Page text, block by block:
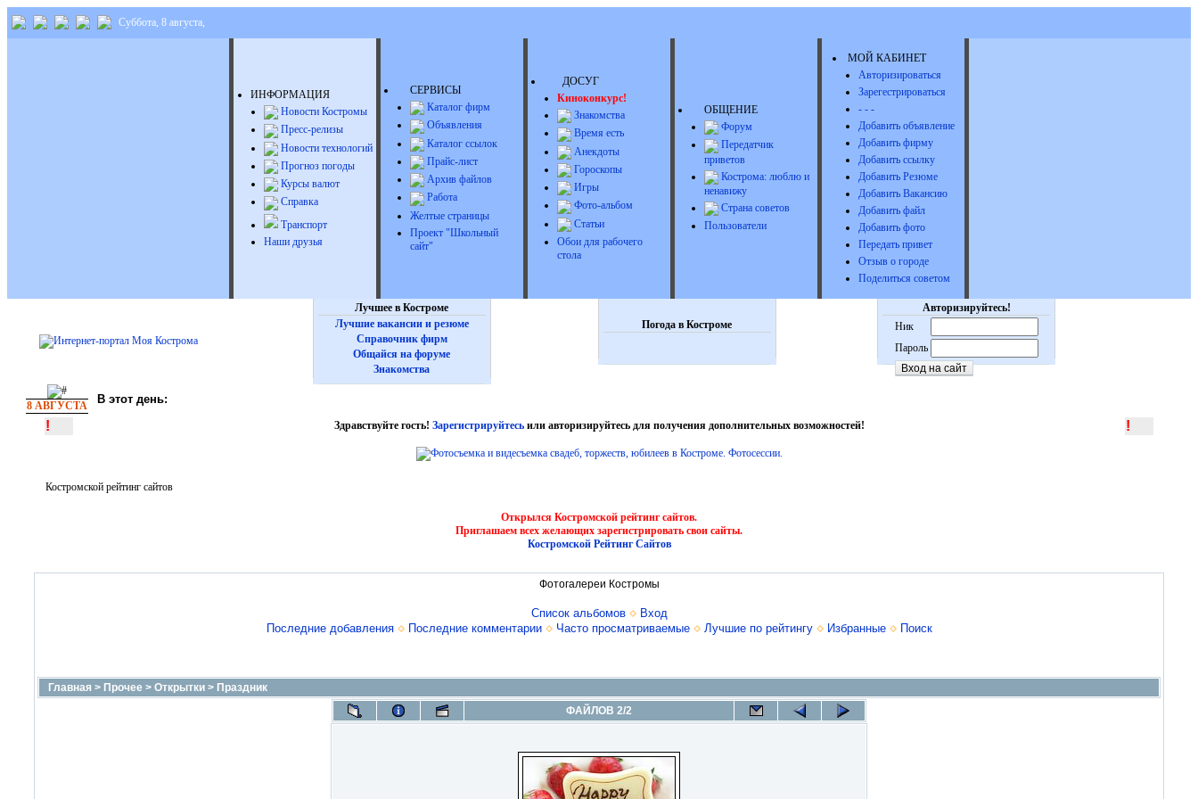
Суббота, 8 августа,
ИНФОРМАЦИЯ
Новости Костромы
Пресс-релизы
Новости технологий
Прогноз погоды
Курсы валют
Справка
Транспорт
Наши друзья
СЕРВИСЫ
Каталог фирм
Объявления
Каталог ссылок
Прайс-лист
Архив файлов
Работа
Желтые страницы
Проект "Школьный
сайт"
ДОСУГ
Киноконкурс!
Знакомства
Время есть
Анекдоты
Гороскопы
Игры
Фото-альбом
Статьи
Обои для рабочего
стола
ОБЩЕНИЕ
Форум
Передатчик
приветов
Кострома: люблю и
ненавижу
Страна советов
Пользователи
МОЙ КАБИНЕТ
Авторизироваться
Зарегестрироваться
- - -
Добавить объявление
Добавить фирму
Добавить ссылку
Добавить Резюме
Добавить Вакансию
Добавить файл
Добавить фото
Передать привет
Отзыв о городе
Поделиться советом
Лучшее в Костроме
Лучшие вакансии и резюме
Справочник фирм
Общайся на форуме
Знакомства
Погода в Костроме
Авторизируйтесь!
Ник
Пароль
8 АВГУСТА В этот день:
! Здравствуйте гость! Зарегистрируйтесьили авторизируйтесь для получения дополнительных возможностей! !
Костромской рейтинг сайтов
Открылся Костромской рейтинг сайтов.
Приглашаем всех желающих зарегистрировать свои сайты.
Костромской Рейтинг Сайтов
Фотогалереи Костромы
Список альбомов
Вход
Последние добавления
Последние комментарии Часто просматриваемые Лучшие по рейтингу Избранные Поиск
Главная > Прочее > Открытки > Праздник
ФАЙЛОВ 2/2